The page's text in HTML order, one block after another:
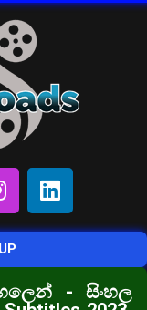
- සිංහල